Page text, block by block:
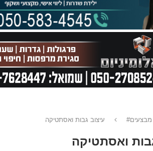
מבצעים# עיצוב גבות ואסתטיקה
ואסתטיקה